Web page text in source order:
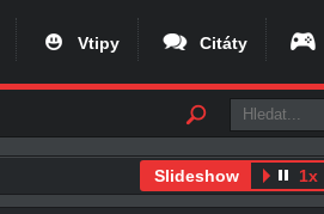
Vtipy Citáty
Slideshow 1x